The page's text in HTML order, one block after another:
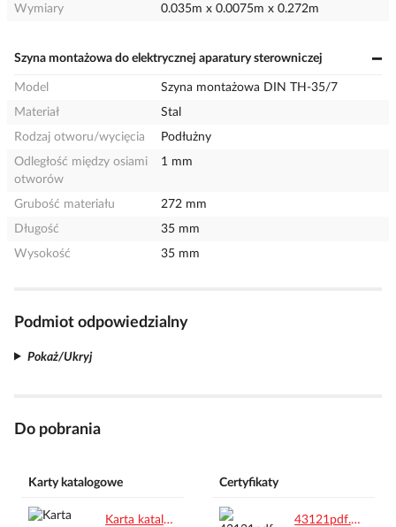
Wymiary
0.035m x 0.0075m x 0.272m
Szyna montażowa do elektrycznej aparatury sterowniczej
Model
Szyna montażowa DIN TH-35/7
Materiał
Stal
Rodzaj otworu/wycięcia
Podłużny
Odległość między osiami
otworów
1 mm
Grubość materiału
272 mm
Długość
35 mm
Wysokość
35 mm
Podmiot odpowiedzialny
Pokaż/Ukryj
Do pobrania
Karty katalogowe
Karta katalogowa PL.pdf
Certyfikaty
43121pdf.pdf